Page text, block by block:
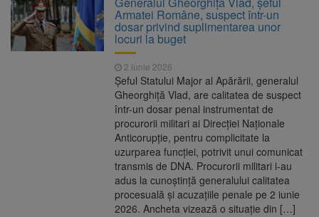
Ormeniș
6 august 2026
AUR a lansat platforma
suspeND.ro pentru urmărirea inițiativei de
suspendare a președintelui Nicușor Dan
Înalta Curte analizează
dosarul lui Călin Georgescu și Horațiu Potra.
Judecătorii decid dacă începe procesul
Strategia națională pentru
biodiversitate 2026-2030, adoptată de Senat.
Proiectul merge la promulgare
Armatei Române, suspect într-un
dosar privind suplimentarea unor
locuri la buget
2 iunie 2026
Șeful Statului Major al Apărării, generalul
Gheorghiță Vlad, are calitatea de suspect
într-un dosar penal instrumentat de
procurorii militari ai Direcției Naționale
Anticorupție, pentru complicitate la
uzurparea funcției, potrivit unui comunicat
transmis de DNA. Procurorii militari i-au
adus la cunoștință generalului calitatea
procesuală și acuzațiile penale pe 2 iunie
2026. Ancheta vizează o situație din […]